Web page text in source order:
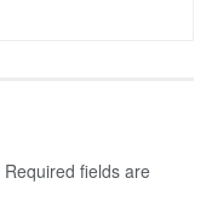
Required fields are